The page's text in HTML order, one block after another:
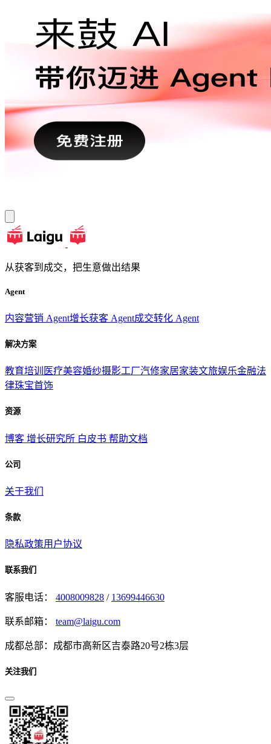
从获客到成交，把生意做出结果
Agent
内容营销 Agent增长获客 Agent成交转化 Agent
解决方案
教育培训 医疗美容婚纱摄影工厂汽修家居家装文旅娱乐金融法
律珠宝首饰
资源
博客 增长研究所 白皮书 帮助文档
公司
关于我们
条款
隐私政策用户协议
联系我们
客服电话： 4008009828 / 13699446630
联系邮箱： team@laigu.com
成都总部：成都市高新区吉泰路20号2栋3层
关注我们